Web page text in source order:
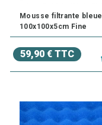
Mousse filtrante bleue
100x100x5cm Fine
59,90 € TTC